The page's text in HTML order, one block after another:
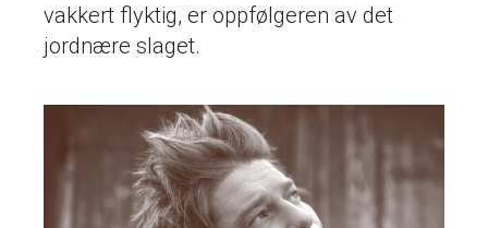
vakkert flyktig, er oppfølgeren av det
jordnære slaget.